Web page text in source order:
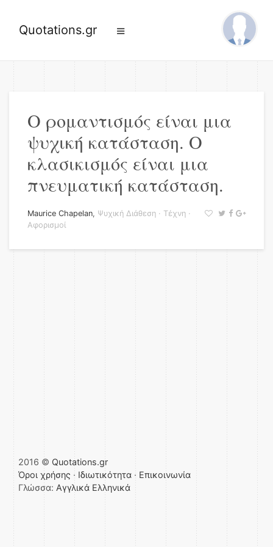
Quotations.gr
Ο ρομαντισμός είναι μια
ψυχική κατάσταση. Ο
κλασικισμός είναι μια
πνευματική κατάσταση.
Maurice Chapelan, Ψυχική Διάθεση · Τέχνη ·
Αφορισμοί
2016 © Quotations.gr
Όροι χρήσης · Ιδιωτικότητα · Επικοινωνία
Γλώσσα: Αγγλικά Ελληνικά